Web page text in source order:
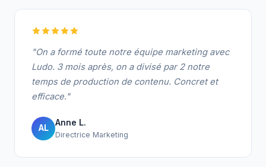
"On a formé toute notre équipe marketing avec
Ludo. 3 mois après, on a divisé par 2 notre
temps de production de contenu. Concret et
efficace."
AL
Anne L.
Directrice Marketing